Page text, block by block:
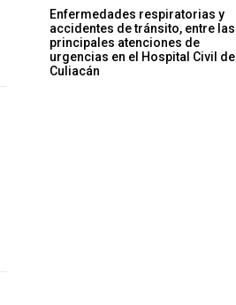
Enfermedades respiratorias y
accidentes de tránsito, entre las
principales atenciones de
urgencias en el Hospital Civil de
Culiacán